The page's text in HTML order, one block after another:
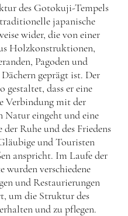
des Gotokuji-Tempels
japanische
wider, die von einer
Holzkonstruktionen,
Pagoden und
geprägt ist. Der
gestaltet, dass er eine
Verbindung mit der
Natur eingeht und eine
Ruhe und des Friedens
und Touristen
anspricht. Im Laufe der
wurden verschiedene
und Restaurierungen
um die Struktur des
und zu pflegen.